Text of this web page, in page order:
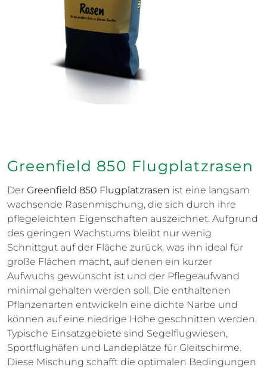
Greenfield 850 Flugplatzrasen
Der Greenfield 850 Flugplatzrasen ist eine langsam
wachsende Rasenmischung, die sich durch ihre
pflegeleichten Eigenschaften auszeichnet. Aufgrund
des geringen Wachstums bleibt nur wenig
Schnittgut auf der Fläche zurück, was ihn ideal für
große Flächen macht, auf denen ein kurzer
Aufwuchs gewünscht ist und der Pflegeaufwand
minimal gehalten werden soll. Die enthaltenen
Pflanzenarten entwickeln eine dichte Narbe und
können auf eine niedrige Höhe geschnitten werden.
Typische Einsatzgebiete sind Segelflugwiesen,
Sportflughäfen und Landeplätze für Gleitschirme.
Diese Mischung schafft die optimalen Bedingungen